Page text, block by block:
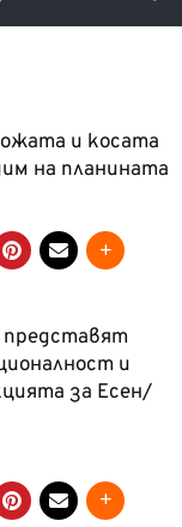
и косата
на планината
представят
и
за Есен/